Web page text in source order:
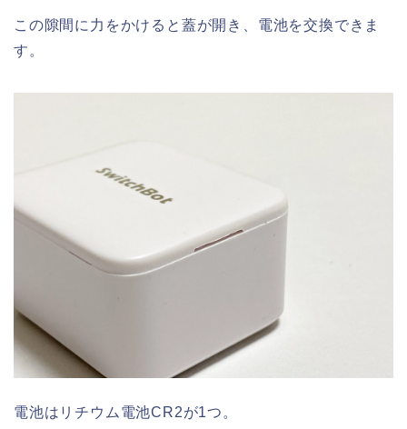
この隙間に力をかけると蓋が開き、電池を交換できま
す。
電池はリチウム電池CR2が1つ。